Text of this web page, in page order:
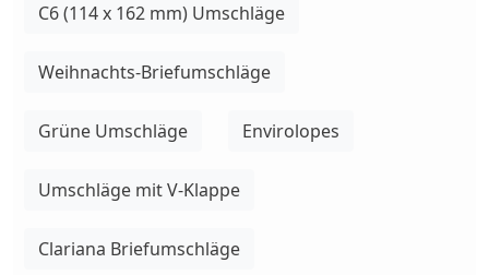
C6 (114 x 162 mm) Umschläge
Weihnachts-Briefumschläge
Grüne Umschläge Envirolopes
Umschläge mit V-Klappe
Clariana Briefumschläge